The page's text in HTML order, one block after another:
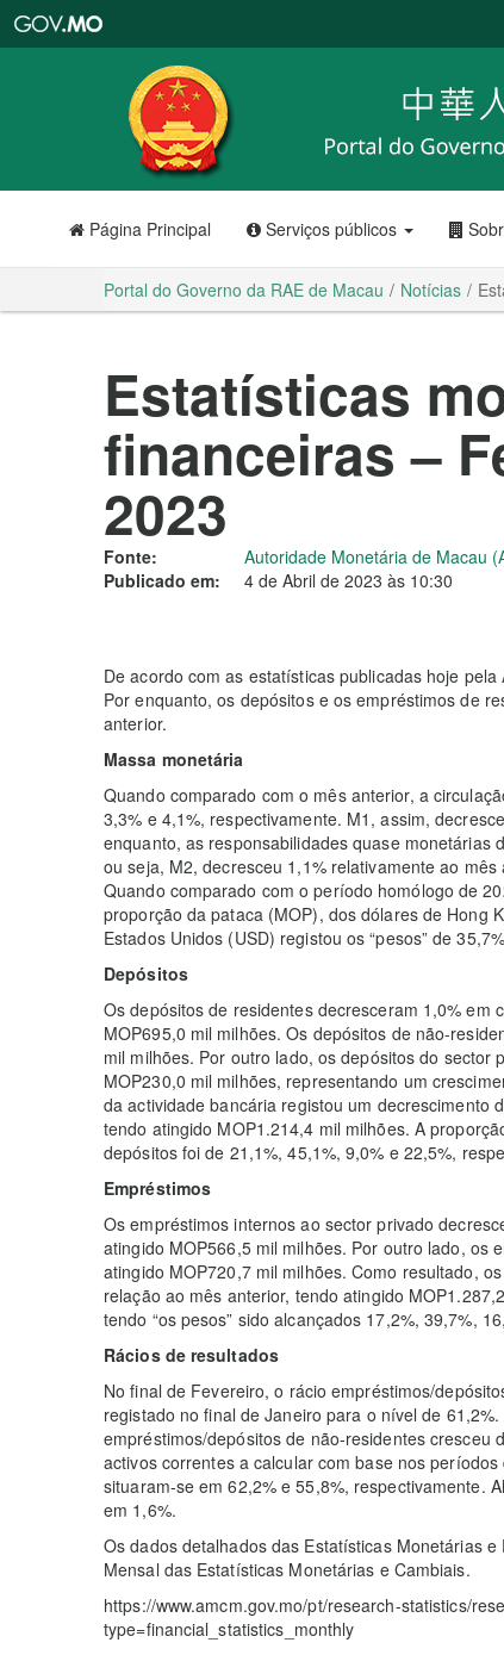
RAE
de
Macau
Página Principal Serviços públicos
Portal do Governo da RAE de Macau Notícias
Estatísticas
financeiras –
2023
Fonte:
Autoridade Monetária de Macau
Publicado em:
4 de Abril de 2023 às 10:30
De acordo com as estatísticas publicadas hoje
Por enquanto, os depósitos e os empréstimos de
anterior.
Massa monetária
Quando comparado com o mês anterior, a
3,3% e 4,1%, respectivamente. M1, assim,
enquanto, as responsabilidades quase monetárias
ou seja, M2, decresceu 1,1% relativamente ao
Quando comparado com o período homólogo de
proporção da pataca (MOP), dos dólares de Hong
Estados Unidos (USD) registou os “pesos” de
Depósitos
Os depósitos de residentes decresceram 1,0% em
MOP695,0 mil milhões. Os depósitos de não-
mil milhões. Por outro lado, os depósitos do
MOP230,0 mil milhões, representando um
da actividade bancária registou um decrescimento
tendo atingido MOP1.214,4 mil milhões. A
depósitos foi de 21,1%, 45,1%, 9,0% e 22,5%,
Empréstimos
Os empréstimos internos ao sector privado
atingido MOP566,5 mil milhões. Por outro lado, os
atingido MOP720,7 mil milhões. Como resultado,
relação ao mês anterior, tendo atingido
tendo “os pesos” sido alcançados 17,2%, 39,7%,
Rácios de resultados
No final de Fevereiro, o rácio empréstimos/
registado no final de Janeiro para o nível de
empréstimos/depósitos de não-residentes cresceu
activos correntes a calcular com base nos
situaram-se em 62,2% e 55,8%, respectivamente.
em 1,6%.
Os dados detalhados das Estatísticas Monetárias
Mensal das Estatísticas Monetárias e Cambiais.
https://www.amcm.gov.mo/pt/research-statistics/
type=financial_statistics_monthly